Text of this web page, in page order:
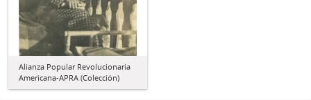
Alianza Popular Revolucionaria
Americana-APRA (Colección)